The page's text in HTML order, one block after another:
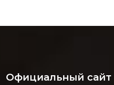
Официальный сайт